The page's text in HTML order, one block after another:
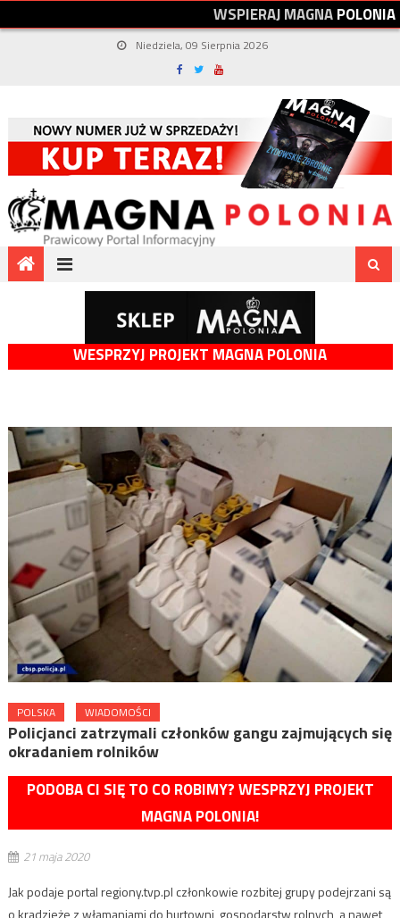
WSPIERAJMAGNAPOLONIA
Niedziela, 09 Sierpnia 2026
WESPRZYJ PROJEKT MAGNA POLONIA
POLSKA WIADOMOŚCI
Policjanci zatrzymali członków gangu zajmujących się
okradaniem rolników
PODOBA CI SIĘ TO CO ROBIMY? WESPRZYJ PROJEKT
MAGNA POLONIA!
21 maja 2020
Jak podaje portal regiony.tvp.pl członkowie rozbitej grupy podejrzani są